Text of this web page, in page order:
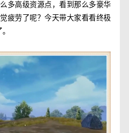
多高级资源点，看到那么多豪华
疲劳了呢？今天带大家看看终极